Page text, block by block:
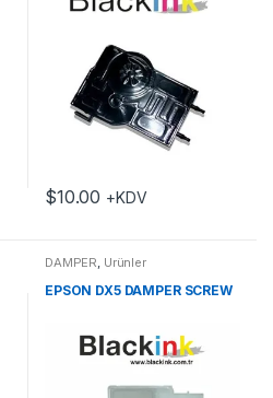
$10.00 +KDV
DAMPER, Ürünler
EPSON DX5 DAMPER SCREW